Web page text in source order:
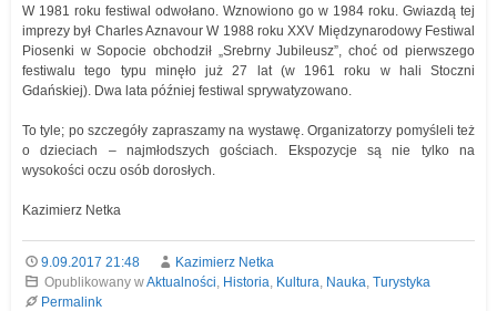
W 1981 roku festiwal odwołano. Wznowiono go w 1984 roku. Gwiazdą tej
imprezy był Charles Aznavour W 1988 roku XXV Międzynarodowy Festiwal
Piosenki w Sopocie obchodził „Srebrny Jubileusz”, choć od pierwszego
festiwalu tego typu minęło już 27 lat (w 1961 roku w hali Stoczni
Gdańskiej). Dwa lata później festiwal sprywatyzowano.
To tyle; po szczegóły zapraszamy na wystawę. Organizatorzy pomyśleli też
o dzieciach – najmłodszych gościach. Ekspozycje są nie tylko na
wysokości oczu osób dorosłych.
Kazimierz Netka
9.09.2017 21:48
Kazimierz Netka
Opublikowany wAktualności, Historia, Kultura, Nauka, Turystyka
Permalink